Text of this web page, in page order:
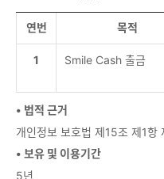
연번 목적
1 Smile Cash 출금
• 법적 근거
개인정보 보호법 제15조 제1항
• 보유 및 이용기간
5년